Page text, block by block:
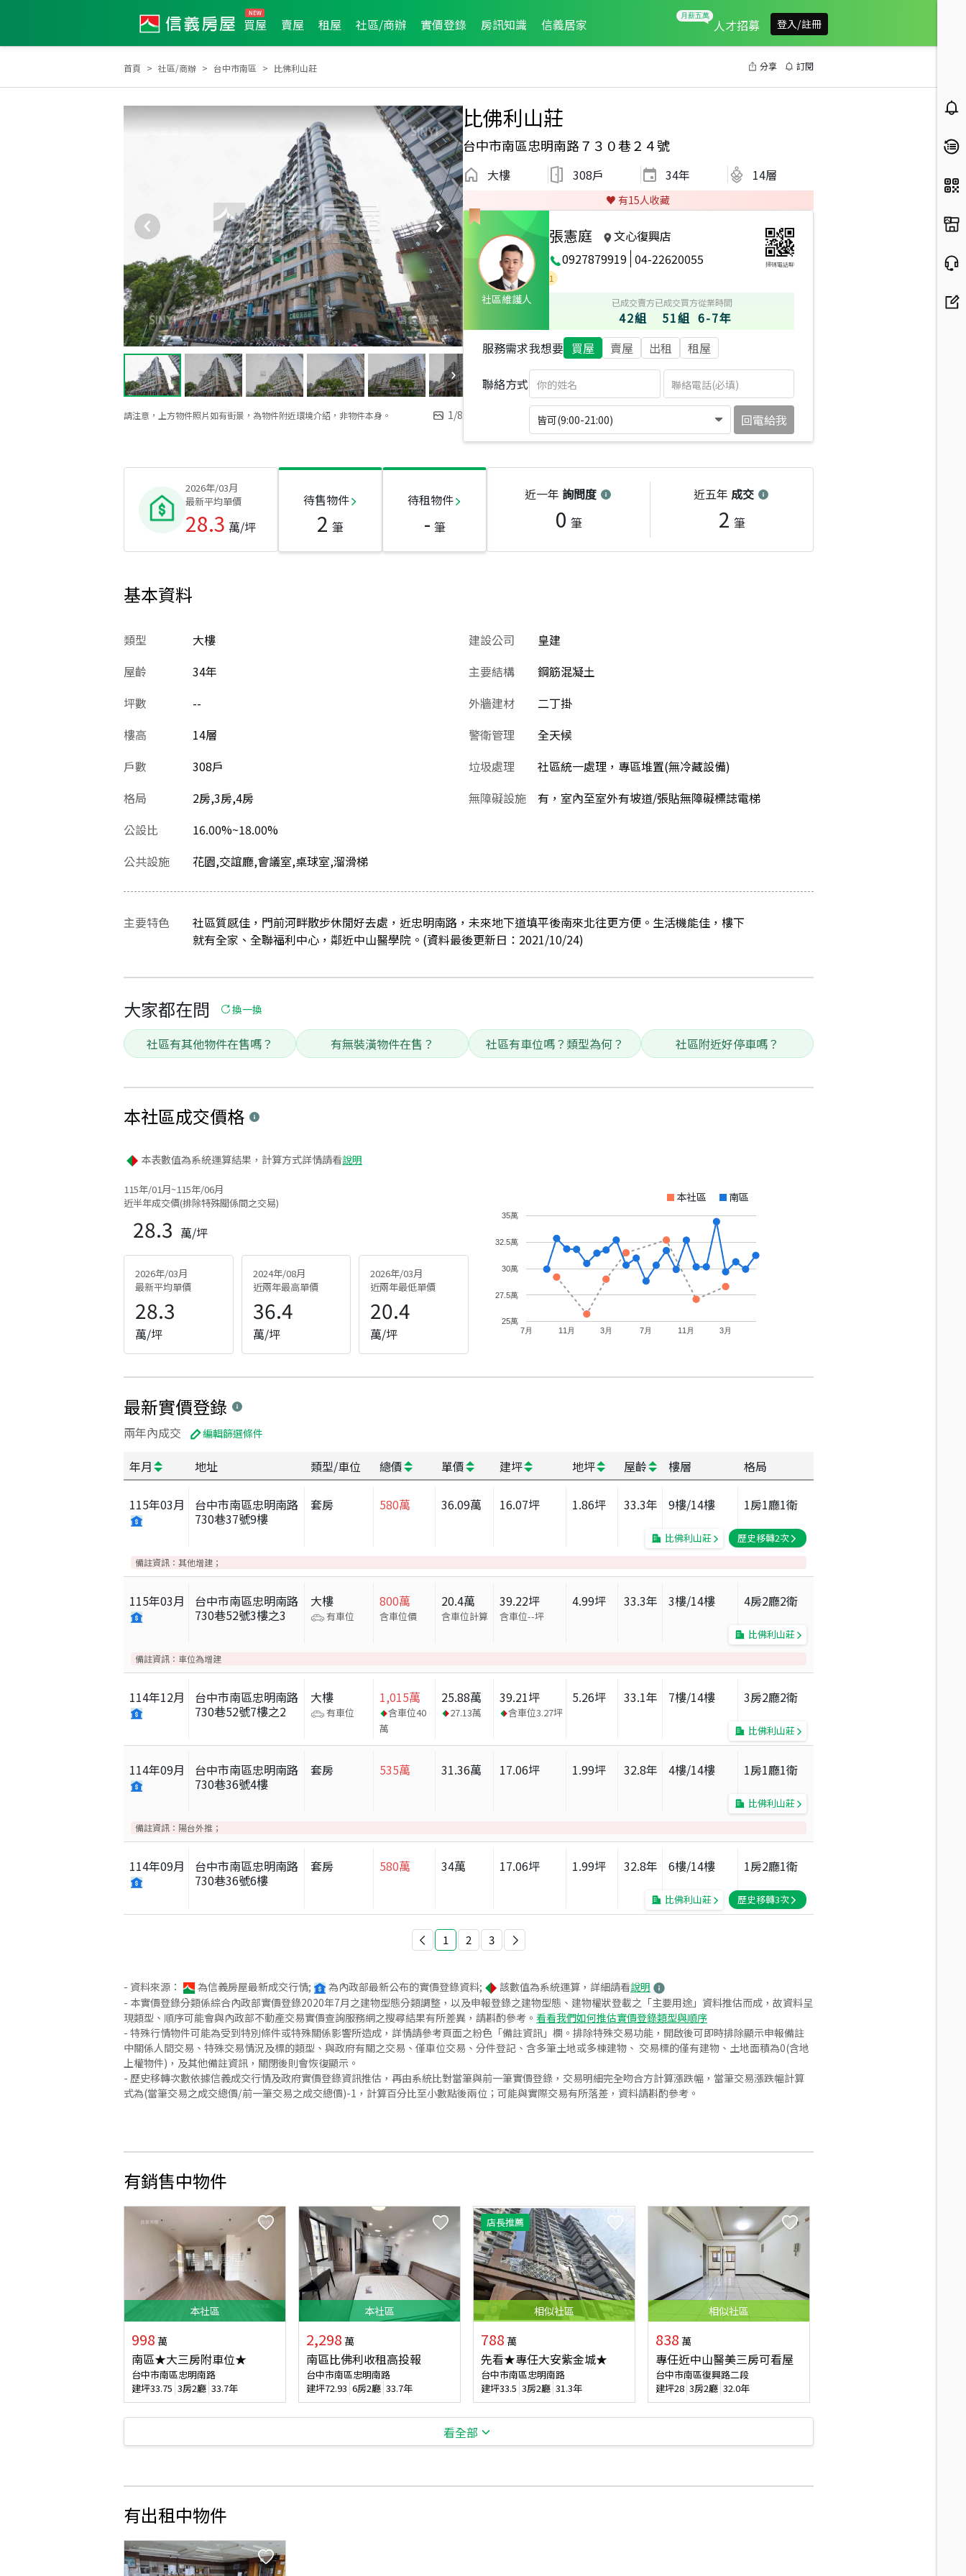
買屋 賣屋 租屋 社區/商辦 實價登錄 房訊知識 信義居家 人才招募 登入/註冊
首頁 社區/商辦 台中市南區 比佛利山莊 分享 訂閱
請注意，上方物件照片如有街景，為物件附近環境介紹，非物件本身。 1/8
比佛利山莊
台中市南區忠明南路７３０巷２４號
大樓 308戶 34年 14層
♥️ 有15人收藏
社區維護人
張憲庭
文心復興店
0927879919 04-22620055 掃碼電話聊
2024年度服務品質獎
已成交賣方
42組
已成交買方
51組
從業時間
6-7年
服務需求我想要 買屋 賣屋 出租 租屋
聯絡方式
皆可(9:00-21:00) 回電給我
2026年/03月
最新平均單價
28.3 萬/坪
待售物件
2 筆
待租物件
- 筆
近一年 詢問度
0 筆
近五年 成交
2 筆
基本資料
類型
大樓
屋齡
34年
坪數
--
樓高
14層
戶數
308戶
格局
2房,3房,4房
公設比
16.00%~18.00%
建設公司
皇建
主要結構
鋼筋混凝土
外牆建材
二丁掛
警衛管理
全天候
垃圾處理
社區統一處理，專區堆置(無冷藏設備)
無障礙設施
有，室內至室外有坡道/張貼無障礙標誌電梯
公共設施 花園,交誼廳,會議室,桌球室,溜滑梯
主要特色
社區質感佳，門前河畔散步休閒好去處，近忠明南路，未來地下道填平後南來北往更方便。生活機能佳，樓下
就有全家、全聯福利中心，鄰近中山醫學院。(資料最後更新日：2021/10/24)
大家都在問 換一換
社區有其他物件在售嗎？ 有無裝潢物件在售？ 社區有車位嗎？類型為何？ 社區附近好停車嗎？
本社區成交價格
本表數值為系統運算結果，計算方式詳情請看說明
115年/01月~115年/06月
近半年成交價(排除特殊關係間之交易)
28.3 萬/坪
2026年/03月
最新平均單價
28.3
萬/坪
2024年/08月
近兩年最高單價
36.4
萬/坪
2026年/03月
近兩年最低單價
20.4
萬/坪
本社區 南區
7月 11月 3月 7月 11月 3月
25萬
27.5萬
30萬
32.5萬
35萬
最新實價登錄
兩年內成交 編輯篩選條件
年月 地址 類型/車位 總價 單價 建坪 地坪 屋齡 樓層 格局
115年03月
台中市南區忠明南路
730巷37號9樓
套房 580萬 36.09萬 16.07坪 1.86坪 33.3年 9樓/14樓 1房1廳1衛
比佛利山莊 歷史移轉2次
備註資訊： 其他增建；
115年03月
台中市南區忠明南路
730巷52號3樓之3
大樓
有車位
800萬
含車位價
20.4萬
含車位計算
39.22坪
含車位--坪
4.99坪 33.3年 3樓/14樓 4房2廳2衛
比佛利山莊
備註資訊： 車位為增建
114年12月
台中市南區忠明南路
730巷52號7樓之2
大樓
有車位
1,015萬
含車位40
萬
25.88萬
27.13萬
39.21坪
含車位3.27坪
5.26坪 33.1年 7樓/14樓 3房2廳2衛
比佛利山莊
114年09月
台中市南區忠明南路
730巷36號4樓
套房 535萬 31.36萬 17.06坪 1.99坪 32.8年 4樓/14樓 1房1廳1衛
比佛利山莊
備註資訊： 陽台外推；
114年09月
台中市南區忠明南路
730巷36號6樓
套房 580萬 34萬 17.06坪 1.99坪 32.8年 6樓/14樓 1房2廳1衛
比佛利山莊 歷史移轉3次
1 2 3
- 資料來源： 為信義房屋最新成交行情; 為內政部最新公布的實價登錄資料; 該數值為系統運算，詳細請看說明
- 本實價登錄分類係綜合內政部實價登錄2020年7月之建物型態分類調整，以及申報登錄之建物型態、建物權狀登載之「主要用途」資料推估而成，故資料呈
現類型、順序可能會與內政部不動產交易實價查詢服務網之搜尋結果有所差異，請斟酌參考。 看看我們如何推估實價登錄類型與順序
- 特殊行情物件可能為受到特別條件或特殊關係影響所造成，詳情請參考頁面之粉色「備註資訊」欄。排除特殊交易功能，開啟後可即時排除顯示申報備註
中關係人間交易、特殊交易情況及標的類型、與政府有關之交易、僅車位交易、分件登記、含多筆土地或多棟建物、 交易標的僅有建物、土地面積為0(含地
上權物件)，及其他備註資訊，關閉後則會恢復顯示。
- 歷史移轉次數依據信義成交行情及政府實價登錄資訊推估，再由系統比對當筆與前一筆實價登錄，交易明細完全吻合方計算漲跌幅，當筆交易漲跌幅計算
式為(當筆交易之成交總價/前一筆交易之成交總價)-1，計算百分比至小數點後兩位；可能與實際交易有所落差，資料請斟酌參考。
有銷售中物件
本社區
998 萬
南區★大三房附車位★
台中市南區忠明南路
建坪33.75 3房2廳 33.7年
本社區
2,298 萬
南區比佛利收租高投報
台中市南區忠明南路
建坪72.93 6房2廳 33.7年
店長推薦
相似社區
788 萬
先看★專任大安紫金城★
台中市南區忠明南路
建坪33.5 3房2廳 31.3年
相似社區
838 萬
專任近中山醫美三房可看屋
台中市南區復興路二段
建坪28 3房2廳 32.0年
看全部
有出租中物件